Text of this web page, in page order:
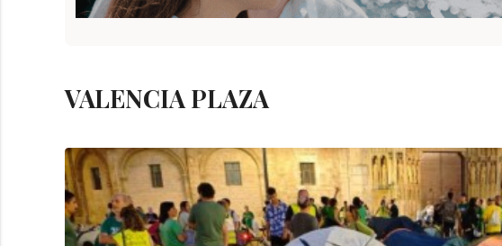
VALENCIA PLAZA